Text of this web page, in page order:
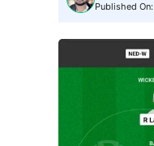
Published On: